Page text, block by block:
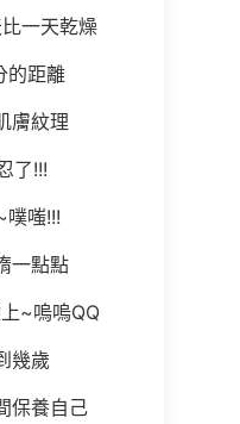
一天乾燥
的距離
膚紋理
了!!!
噗嗤!!!
一點點
~嗚嗚QQ
幾歲
保養自己